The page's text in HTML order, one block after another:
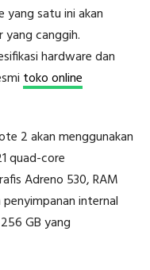
yang satu ini akan
canggih.
hardware dan
toko online
2 akan menggunakan
quad-core
Adreno 530, RAM
internal
GB yang